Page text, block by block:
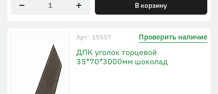
В корзину
Арт.: 15557 Проверить наличие
ДПК уголок торцевой
35*70*3000мм шоколад